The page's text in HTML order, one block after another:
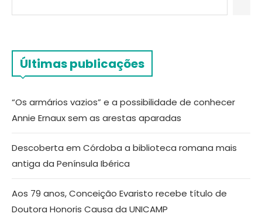
Últimas publicações
“Os armários vazios” e a possibilidade de conhecer
Annie Ernaux sem as arestas aparadas
Descoberta em Córdoba a biblioteca romana mais
antiga da Península Ibérica
Aos 79 anos, Conceição Evaristo recebe título de
Doutora Honoris Causa da UNICAMP